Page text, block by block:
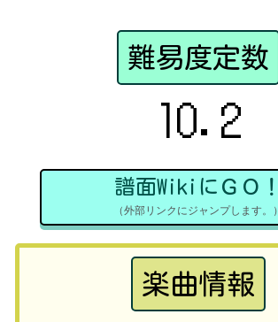
難易度定数
10.2
譜面WikiにＧＯ！
（外部リンクにジャンプします。）
楽曲情報